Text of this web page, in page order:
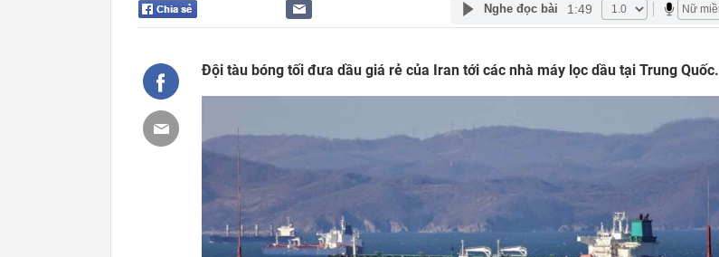
Nghe đọc bài 1:49
Đội tàu bóng tối đưa dầu giá rẻ của Iran tới các nhà máy lọc dầu tại Trung Quốc.